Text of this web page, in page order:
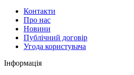
Контакти
Про нас
Новини
Публічний договір
Угода користувача
Інформація